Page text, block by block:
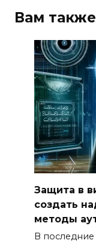
Вам
Защита в
создать
методы
В